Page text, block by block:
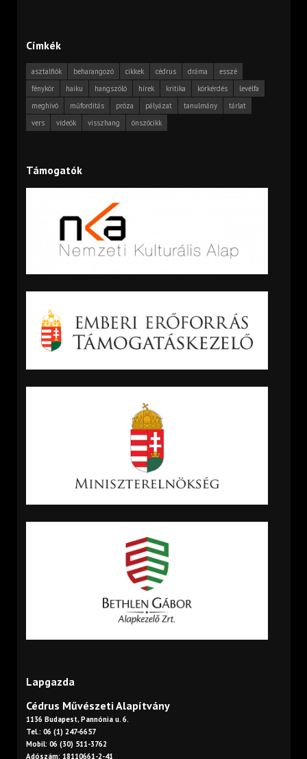
Címkék
asztalfiók beharangozó cikkek cédrus dráma
esszé
fénykör
haiku hangszóló hírek kritika körkérdés
levélfa
meghívó
műfordítás próza pályázat tanulmány
tárlat
vers
videók visszhang önszócikk
Támogatók
Lapgazda
Cédrus Művészeti Alapítvány
1136 Budapest, Pannónia u. 6.
Tel.: 06 (1) 247-6657
Mobil: 06 (30) 511-3762
Adószám: 18110661-2-41